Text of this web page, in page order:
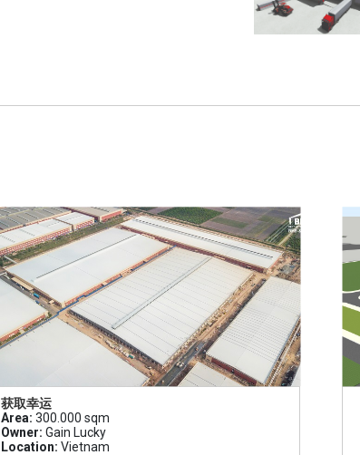
获取幸运
Area: 300.000 sqm
Owner: Gain Lucky
Location: Vietnam